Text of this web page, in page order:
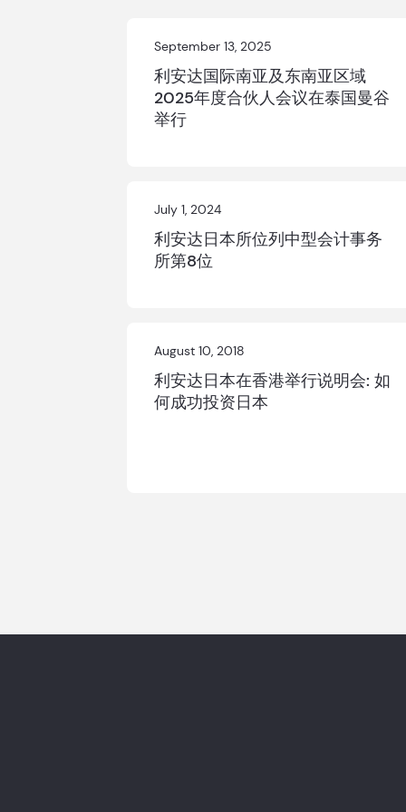
September 13, 2025
利安达国际南亚及东南亚区域
2025年度合伙人会议在泰国曼谷
举行
July 1, 2024
利安达日本所位列中型会计事务
所第8位
August 10, 2018
利安达日本在香港举行说明会: 如
何成功投资日本